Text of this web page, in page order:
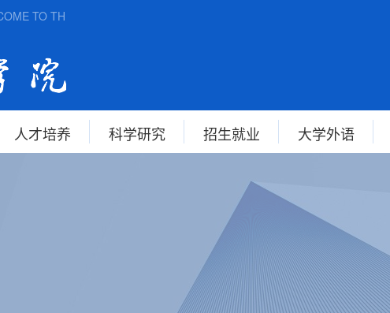
TO THE SCHOOL OF FOREIGN STUDIES, ANHUI NORMAL UNIVERSITY
人才培养 科学研究 招生就业 大学外语